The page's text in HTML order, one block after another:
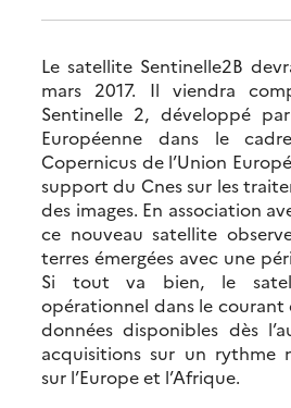
Le satellite Sentinelle2B
mars 2017. Il viendra
Sentinelle 2, développé
Européenne dans le
Copernicus de l’Union
support du Cnes sur les
des images. En association
ce nouveau satellite
terres émergées avec une
Si tout va bien, le
opérationnel dans le courant
données disponibles dès
acquisitions sur un rythme
sur l’Europe et l’Afrique.